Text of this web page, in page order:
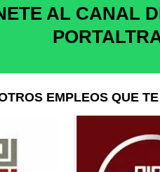
AL CANAL
EMPLEOS QUE